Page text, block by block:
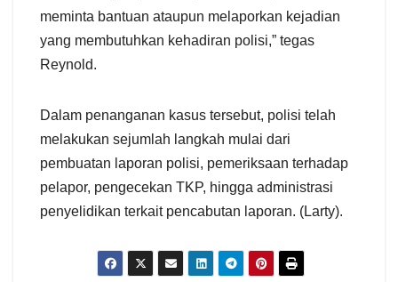
meminta bantuan ataupun melaporkan kejadian
yang membutuhkan kehadiran polisi,” tegas
Reynold.
Dalam penanganan kasus tersebut, polisi telah
melakukan sejumlah langkah mulai dari
pembuatan laporan polisi, pemeriksaan terhadap
pelapor, pengecekan TKP, hingga administrasi
penyelidikan terkait pencabutan laporan. (Larty).